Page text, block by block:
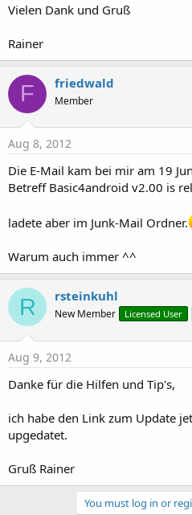
Vielen Dank und Gruß
Rainer
F friedwald
Member
Aug 8, 2012
Die E-Mail kam bei mir am 19
Betreff Basic4android v2.00 is
ladete aber im Junk-Mail Ordner.
Warum auch immer ^^
R rsteinkuhl
New Member Licensed User
Aug 9, 2012
Danke für die Hilfen und Tip's,
ich habe den Link zum Update
upgedatet.
Gruß Rainer
You must log in or